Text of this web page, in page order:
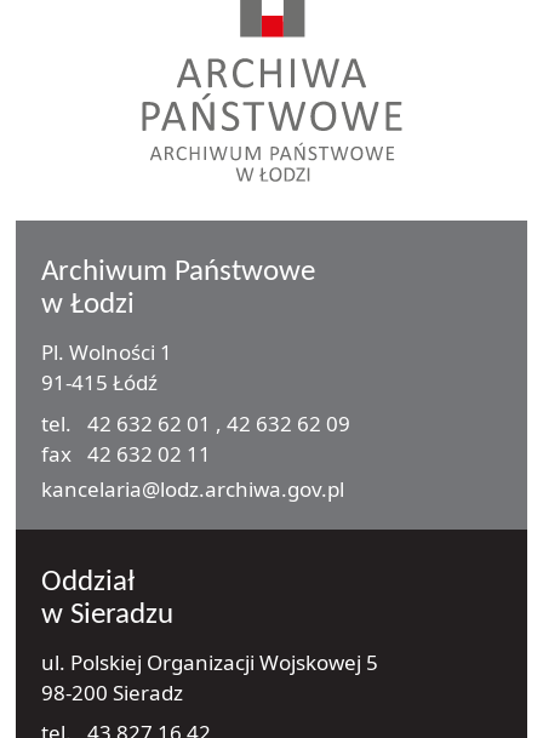
Archiwum Państwowe
w Łodzi
Pl. Wolności 1
91-415 Łódź
tel.
42 632 62 01 , 42 632 62 09
fax 42 632 02 11
e-mail
kancelaria@lodz.archiwa.gov.pl
Oddział
w Sieradzu
ul. Polskiej Organizacji Wojskowej 5
98-200 Sieradz